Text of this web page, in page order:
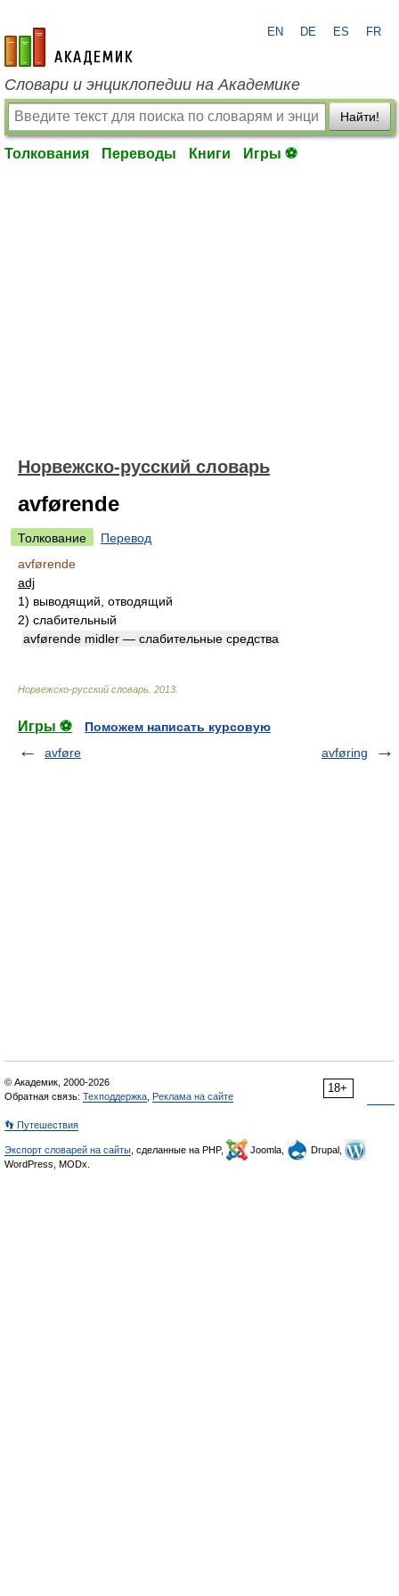
academic.ru
EN DE ES FR
Словари и энциклопедии на Академике
Найти!
Толкования Переводы Книги Игры ⚽
Норвежско-русский словарь
avførende
Толкование
Перевод
avførende
adj
1) выводящий, отводящий
2) слабительный
avførende midler — слабительные средства
Норвежско-русский словарь 2013
Игры ⚽
Поможем написать курсовую
avføre
avføring
18+
© Академик, 2000-2026
Обратная связь: Техподдержка Реклама на сайте
👣 Путешествия
Экспорт словарей на сайты , сделанные на PHP, Joomla,
Drupal,
WordPress, MODx.